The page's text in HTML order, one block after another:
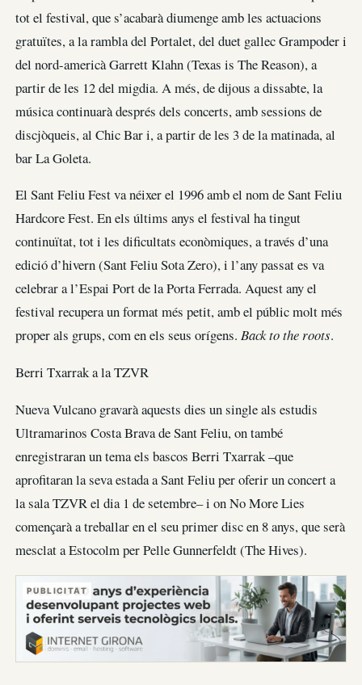
tot el festival, que s’acabarà diumenge amb les actuacions
gratuïtes, a la rambla del Portalet, del duet gallec Grampoder i
del nord-americà Garrett Klahn (Texas is The Reason), a
partir de les 12 del migdia. A més, de dijous a dissabte, la
música continuarà després dels concerts, amb sessions de
discjòqueis, al Chic Bar i, a partir de les 3 de la matinada, al
bar La Goleta.
El Sant Feliu Fest va néixer el 1996 amb el nom de Sant Feliu
Hardcore Fest. En els últims anys el festival ha tingut
continuïtat, tot i les dificultats econòmiques, a través d’una
edició d’hivern (Sant Feliu Sota Zero), i l’any passat es va
celebrar a l’Espai Port de la Porta Ferrada. Aquest any el
festival recupera un format més petit, amb el públic molt més
proper als grups, com en els seus orígens. Back to the roots.
Berri Txarrak a la TZVR
Nueva Vulcano gravarà aquests dies un single als estudis
Ultramarinos Costa Brava de Sant Feliu, on també
enregistraran un tema els bascos Berri Txarrak –que
aprofitaran la seva estada a Sant Feliu per oferir un concert a
la sala TZVR el dia 1 de setembre– i on No More Lies
començarà a treballar en el seu primer disc en 8 anys, que serà
mesclat a Estocolm per Pelle Gunnerfeldt (The Hives).
PUBLICITAT